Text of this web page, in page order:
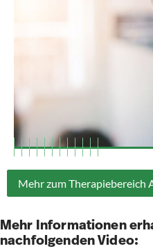
Mehr zum Therapiebereich
Mehr Informationen
nachfolgenden Video: